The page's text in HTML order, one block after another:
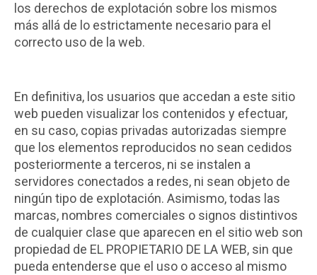
los derechos de explotación sobre los mismos
más allá de lo estrictamente necesario para el
correcto uso de la web.
En definitiva, los usuarios que accedan a este sitio
web pueden visualizar los contenidos y efectuar,
en su caso, copias privadas autorizadas siempre
que los elementos reproducidos no sean cedidos
posteriormente a terceros, ni se instalen a
servidores conectados a redes, ni sean objeto de
ningún tipo de explotación. Asimismo, todas las
marcas, nombres comerciales o signos distintivos
de cualquier clase que aparecen en el sitio web son
propiedad de EL PROPIETARIO DE LA WEB, sin que
pueda entenderse que el uso o acceso al mismo